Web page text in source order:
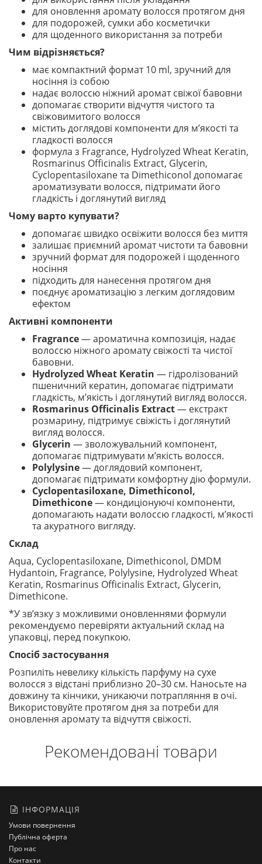
для оновлення аромату волосся протягом дня
для подорожей, сумки або косметички
для щоденного використання за потреби
Чим відрізняється?
має компактний формат 10 ml, зручний для
носіння із собою
надає волоссю ніжний аромат свіжої бавовни
допомагає створити відчуття чистого та
свіжовимитого волосся
містить доглядові компоненти для м’якості та
гладкості волосся
формула з Fragrance, Hydrolyzed Wheat Keratin,
Rosmarinus Officinalis Extract, Glycerin,
Cyclopentasiloxane та Dimethiconol допомагає
ароматизувати волосся, підтримати його
гладкість і доглянутий вигляд
Чому варто купувати?
допомагає швидко освіжити волосся без миття
залишає приємний аромат чистоти та бавовни
зручний формат для подорожей і щоденного
носіння
підходить для нанесення протягом дня
поєднує ароматизацію з легким доглядовим
ефектом
Активні компоненти
Fragrance— ароматична композиція, надає
волоссю ніжного аромату свіжості та чистої
бавовни.
Hydrolyzed Wheat Keratin — гідролізований
пшеничний кератин, допомагає підтримати
гладкість, м’якість і доглянутий вигляд волосся.
Rosmarinus Officinalis Extract— екстракт
розмарину, підтримує свіжість і доглянутий
вигляд волосся.
Glycerin — зволожувальний компонент,
допомагає підтримувати м’якість волосся.
Polylysine— доглядовий компонент,
допомагає підтримати комфортну дію формули.
Cyclopentasiloxane, Dimethiconol,
Dimethicone— кондиціонуючі компоненти,
допомагають надати волоссю гладкості, м’якості
та акуратного вигляду.
Склад
Aqua, Cyclopentasiloxane, Dimethiconol, DMDM
Hydantoin, Fragrance, Polylysine, Hydrolyzed Wheat
Keratin, Rosmarinus Officinalis Extract, Glycerin,
Dimethicone.
*У зв’язку з можливими оновленнями формули
рекомендуємо перевіряти актуальний склад на
упаковці, перед покупкою.
Спосіб застосування
Розпиліть невелику кількість парфуму на сухе
волосся з відстані приблизно 20–30 см. Наносьте на
довжину та кінчики, уникаючи потрапляння в очі.
Використовуйте протягом дня за потреби для
оновлення аромату та відчуття свіжості.
Рекомендовані товари
ІНФОРМАЦІЯ
Умови повернення
Публічна оферта
Про нас
Контакти